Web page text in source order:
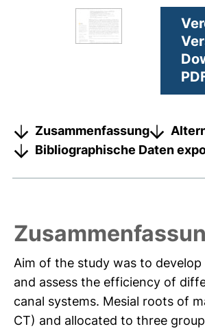
Zusammenfassung
Bibliographische Daten
Aim of the study was to
and assess the efficiency of
canal systems. Mesial roots of
CT) and allocated to three